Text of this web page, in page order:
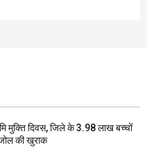
मुक्ति दिवस, जिले के 3.98 लाख बच्चों
की खुराक